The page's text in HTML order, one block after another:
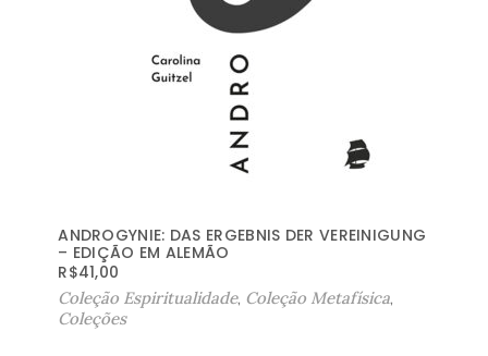
ANDROGYNIE: DAS ERGEBNIS DER VEREINIGUNG
– EDIÇÃO EM ALEMÃO
R$41,00
Coleção Espiritualidade, Coleção Metafísica,
Coleções